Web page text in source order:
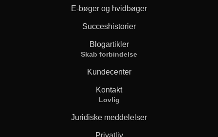
E-bøger og hvidbøger
Succeshistorier
Blogartikler
Skab forbindelse
Kundecenter
Kontakt
Lovlig
Juridiske meddelelser
Privatliv